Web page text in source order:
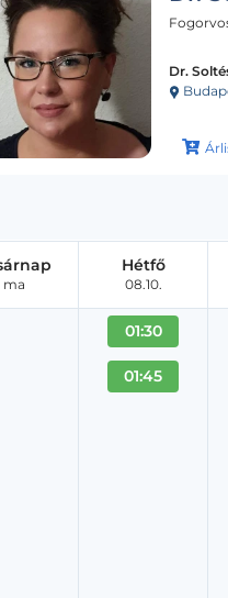
Dr.
ma
Hétfő
08.10.
01:30
01:45